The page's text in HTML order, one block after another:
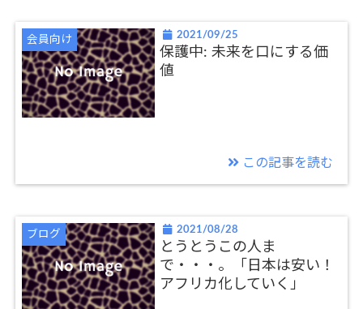
会員向け 2021/09/25
保護中: 未来を口にする価
値
この記事を読む
ブログ 2021/08/28
とうとうこの人ま
で・・・。「日本は安い！
アフリカ化していく」